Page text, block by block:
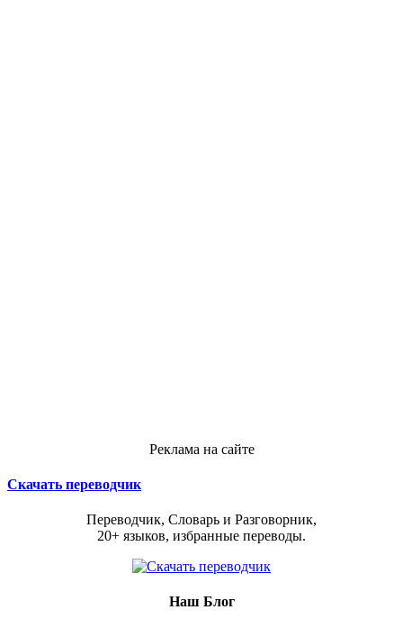
Реклама на сайте
Скачать переводчик
Переводчик, Словарь и Разговорник,
20+ языков, избранные переводы.
Наш Блог